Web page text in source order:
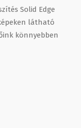
Solid Edge
látható
könnyebben